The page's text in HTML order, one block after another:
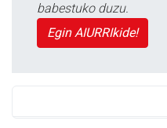
babestuko duzu.
Egin AIURRIkide!